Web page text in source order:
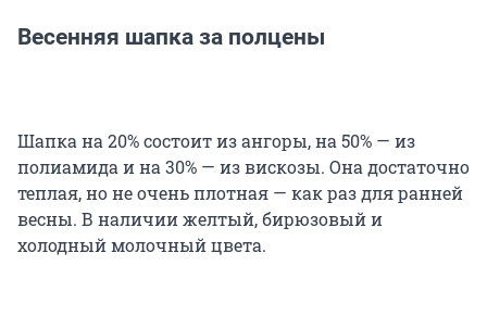
Весенняя шапка за полцены
Шапка на 20% состоит из ангоры, на 50% — из
полиамида и на 30% — из вискозы. Она достаточно
теплая, но не очень плотная — как раз для ранней
весны. В наличии желтый, бирюзовый и
холодный молочный цвета.